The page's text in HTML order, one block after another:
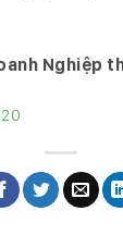
Nghiệp